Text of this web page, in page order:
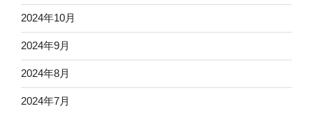
2024年10月
2024年9月
2024年8月
2024年7月